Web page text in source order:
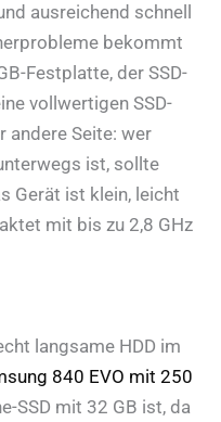
ausreichend schnell
bekommt
Festplatte, der SSD-
vollwertigen SSD-
andere Seite: wer
ist, sollte
Gerät ist klein, leicht
mit bis zu 2,8 GHz
langsame HDD im
840 EVO mit 250
SSD mit 32 GB ist, da